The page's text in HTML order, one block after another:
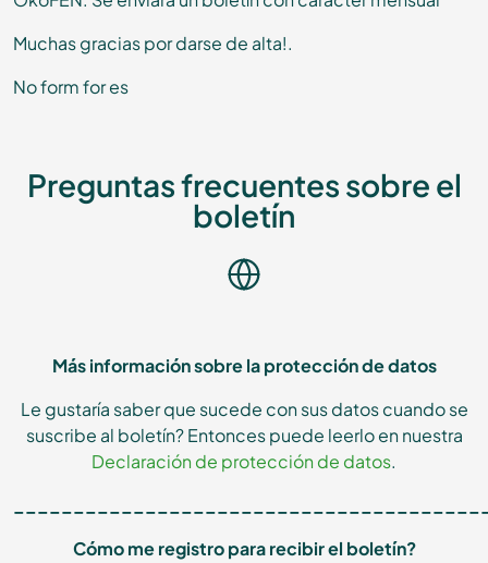
Muchas gracias por darse de alta!.
No form for es
Preguntas frecuentes sobre el
boletín
Más información sobre la protección de datos
Le gustaría saber que sucede con sus datos cuando se
suscribe al boletín? Entonces puede leerlo en nuestra
Declaración de protección de datos.
Cómo me registro para recibir el boletín?